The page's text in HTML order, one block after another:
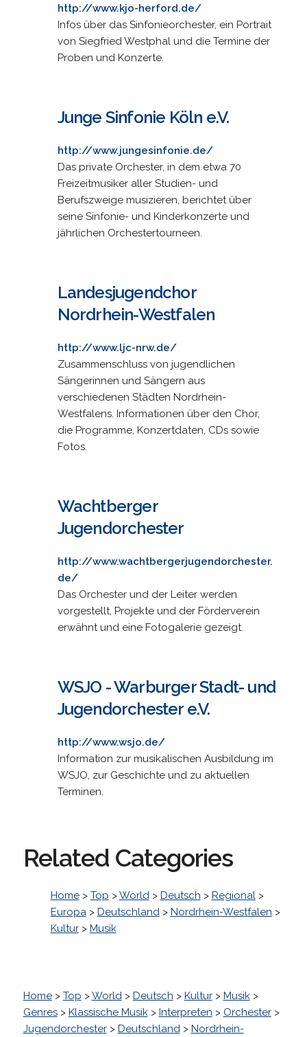
http://www.kjo-herford.de/
Infos über das Sinfonieorchester, ein Portrait
von Siegfried Westphal und die Termine der
Proben und Konzerte.
Junge Sinfonie Köln e.V.
http://www.jungesinfonie.de/
Das private Orchester, in dem etwa 70
Freizeitmusiker aller Studien- und
Berufszweige musizieren, berichtet über
seine Sinfonie- und Kinderkonzerte und
jährlichen Orchestertourneen.
Landesjugendchor
Nordrhein-Westfalen
http://www.ljc-nrw.de/
Zusammenschluss von jugendlichen
Sängerinnen und Sängern aus
verschiedenen Städten Nordrhein-
Westfalens. Informationen über den Chor,
die Programme, Konzertdaten, CDs sowie
Fotos.
Wachtberger
Jugendorchester
http://www.wachtbergerjugendorchester.
de/
Das Orchester und der Leiter werden
vorgestellt, Projekte und der Förderverein
erwähnt und eine Fotogalerie gezeigt.
WSJO - Warburger Stadt- und
Jugendorchester e.V.
http://www.wsjo.de/
Information zur musikalischen Ausbildung im
WSJO, zur Geschichte und zu aktuellen
Terminen.
Related Categories
Home> Top >World> Deutsch > Regional>
Europa> Deutschland> Nordrhein-Westfalen >
Kultur> Musik
Home> Top >World> Deutsch > Kultur> Musik>
Genres> Klassische Musik> Interpreten > Orchester>
Jugendorchester> Deutschland> Nordrhein-